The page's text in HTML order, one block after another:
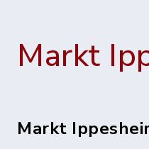
Markt
Markt